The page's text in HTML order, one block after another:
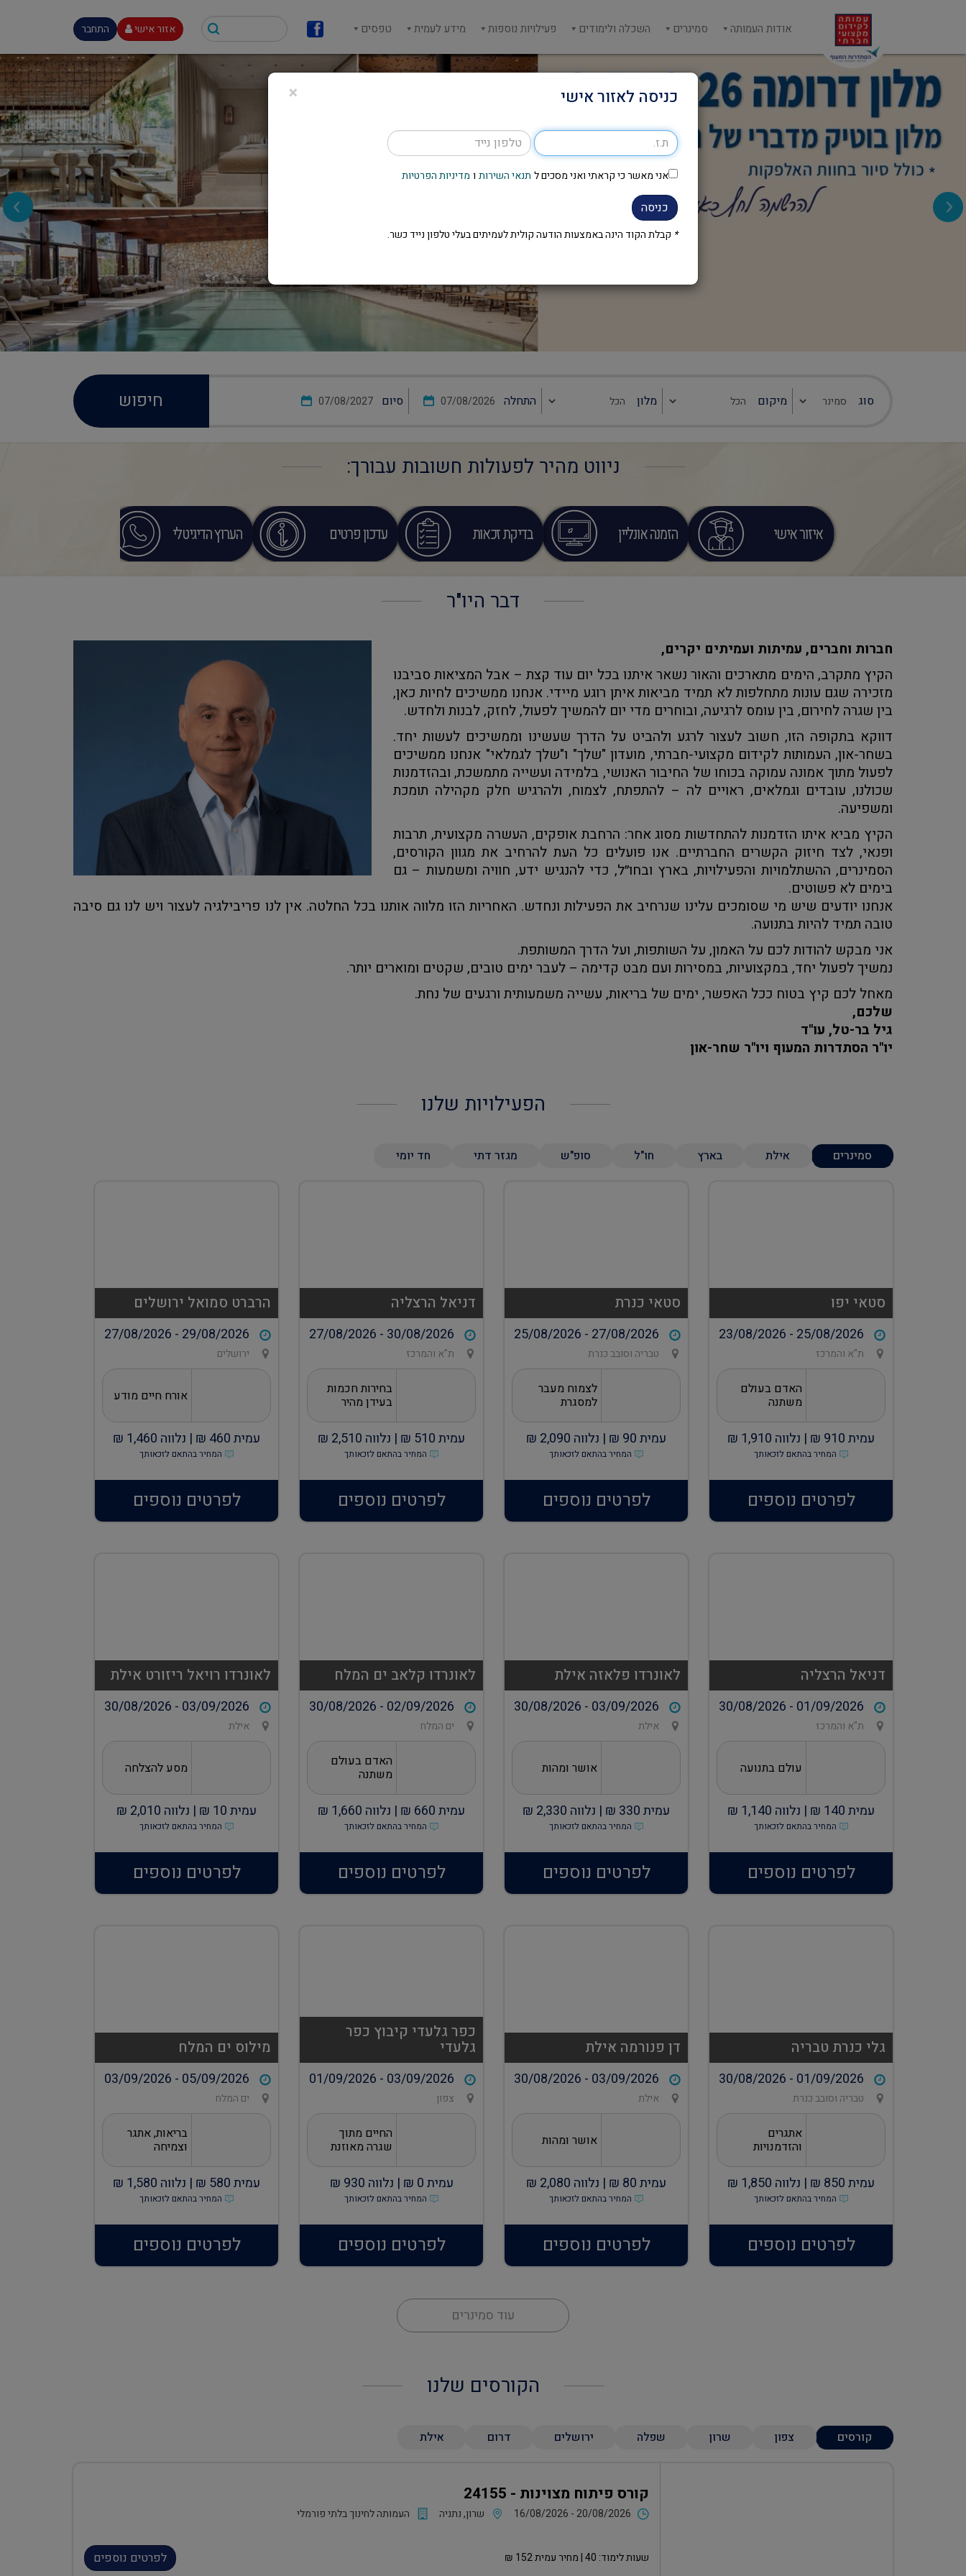
אודות העמותה סמינרים השכלה ולימודים פעילויות נוספות מידע לעמית טפסים אזור אישי התחבר
סוג מיקום מלון התחלה סיום חיפוש
ניווט מהיר לפעולות חשובות עבורך:
איזור אישי הזמנה אונליין בדיקת זכאות עדכון פרטים הערוץ הדיגיטלי
דבר היו"ר
חברות וחברים, עמיתות ועמיתים יקרים,
הקיץ מתקרב, הימים מתארכים והאור נשאר איתנו בכל יום עוד קצת – אבל המציאות סביבנו
מזכירה שגם עונות מתחלפות לא תמיד מביאות איתן רוגע מיידי. אנחנו ממשיכים לחיות כאן,
בין שגרה לחירום, בין עומס לרגיעה, ובוחרים מדי יום להמשיך לפעול, לחזק, לבנות ולחדש.
דווקא בתקופה הזו, חשוב לעצור לרגע ולהביט על הדרך שעשינו וממשיכים לעשות יחד.
בשחר-און, העמותות לקידום מקצועי-חברתי, מועדון "שלך" ו"שלך לגמלאי" אנחנו ממשיכים
לפעול מתוך אמונה עמוקה בכוחו של החיבור האנושי, בלמידה ועשייה מתמשכת, ובהזדמנות
שכולנו, עובדים וגמלאים, ראויים לה – להתפתח, לצמוח, ולהרגיש חלק מקהילה תומכת
ומשפיעה.
הקיץ מביא איתו הזדמנות להתחדשות מסוג אחר: הרחבת אופקים, העשרה מקצועית, תרבות
ופנאי, לצד חיזוק הקשרים החברתיים. אנו פועלים כל העת להרחיב את מגוון הקורסים,
הסמינרים, ההשתלמויות והפעילויות, בארץ ובחו״ל, כדי להנגיש ידע, חוויה ומשמעות – גם
בימים לא פשוטים.
אנחנו יודעים שיש מי שסומכים עלינו שנרחיב את הפעילות ונחדש. האחריות הזו מלווה אותנו בכל החלטה. אין לנו פריבילגיה לעצור ויש לנו גם סיבה
טובה תמיד להיות בתנועה.
אני מבקש להודות לכם על האמון, על השותפות, ועל הדרך המשותפת.
נמשיך לפעול יחד, במקצועיות, במסירות ועם מבט קדימה – לעבר ימים טובים, שקטים ומוארים יותר.
מאחל לכם קיץ בטוח ככל האפשר, ימים של בריאות, עשייה משמעותית ורגעים של נחת.
שלכם,
גיל בר-טל, עו"ד
יו"ר הסתדרות המעוף ויו"ר שחר-און
הפעילויות שלנו
סמינרים אילת בארץ חו"ל סופ"ש מגזר דתי חד יומי
סטאי יפו
23/08/2026 - 25/08/2026
ת"א והמרכז
האדם בעולם
משתנה
עמית910
₪ | נלווה 1,910
₪
המחיר בהתאם לזכאותך
לפרטים נוספים
סטאי כנרת
25/08/2026 - 27/08/2026
טבריה וסובב כנרת
לצמוח מעבר
למסגרת
עמית90
₪ | נלווה 2,090
₪
המחיר בהתאם לזכאותך
לפרטים נוספים
דניאל הרצליה
27/08/2026 - 30/08/2026
ת"א והמרכז
בחירות חכמות
בעידן מהיר
עמית510
₪ | נלווה 2,510
₪
המחיר בהתאם לזכאותך
לפרטים נוספים
הרברט סמואל ירושלים
27/08/2026 - 29/08/2026
ירושלים
אורח חיים מודע
עמית460
₪ | נלווה 1,460
₪
המחיר בהתאם לזכאותך
לפרטים נוספים
דניאל הרצליה
30/08/2026 - 01/09/2026
ת"א והמרכז
עולם בתנועה
עמית140
₪ | נלווה 1,140
₪
המחיר בהתאם לזכאותך
לפרטים נוספים
לאונרדו פלאזה אילת
30/08/2026 - 03/09/2026
אילת
אושר ומהות
עמית330
₪ | נלווה 2,330
₪
המחיר בהתאם לזכאותך
לפרטים נוספים
לאונרדו קלאב ים המלח
30/08/2026 - 02/09/2026
ים המלח
האדם בעולם
משתנה
עמית660
₪ | נלווה 1,660
₪
המחיר בהתאם לזכאותך
לפרטים נוספים
לאונרדו רויאל ריזורט אילת
30/08/2026 - 03/09/2026
אילת
מסע להצלחה
עמית10
₪ | נלווה 2,010
₪
המחיר בהתאם לזכאותך
לפרטים נוספים
גלי כנרת טבריה
30/08/2026 - 01/09/2026
טבריה וסובב כנרת
אתגרים
והזדמנויות
עמית850
₪ | נלווה 1,850
₪
המחיר בהתאם לזכאותך
לפרטים נוספים
דן פנורמה אילת
30/08/2026 - 03/09/2026
אילת
אושר ומהות
עמית80
₪ | נלווה 2,080
₪
המחיר בהתאם לזכאותך
לפרטים נוספים
כפר גלעדי קיבוץ כפר
גלעדי
01/09/2026 - 03/09/2026
צפון
החיים מתוך
שגרה מאוזנת
עמית0
₪ | נלווה 930
₪
המחיר בהתאם לזכאותך
לפרטים נוספים
מילוס ים המלח
03/09/2026 - 05/09/2026
ים המלח
בריאות, אתגר
וצמיחה
עמית580
₪ | נלווה 1,580
₪
המחיר בהתאם לזכאותך
לפרטים נוספים
עוד סמינרים
הקורסים שלנו
קורסים צפון שרון שפלה ירושלים דרום אילת
קורס פיתוח מצוינות - 24155
16/08/2026 - 20/08/2026 שרון, נתניה העמותה לחינוך בלתי פורמלי
שעות לימוד: 40| מחיר עמית152
₪ לפרטים נוספים
× כניסה לאזור אישי
אני מאשר כי קראתי ואני מסכים ל תנאי השירות ו מדיניות הפרטיות
כניסה
* קבלת הקוד הינה באמצעות הודעה קולית לעמיתים בעלי טלפון נייד כשר.